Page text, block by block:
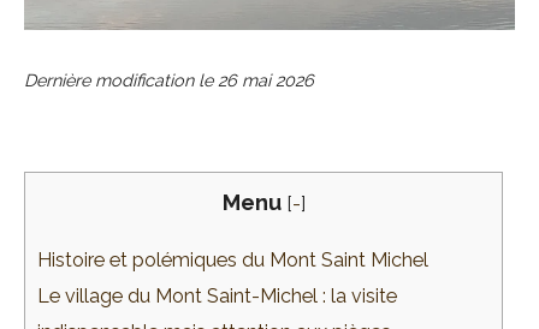
Dernière modification le 26 mai 2026
Menu [-]
Histoire et polémiques du Mont Saint Michel
Le village du Mont Saint-Michel : la visite